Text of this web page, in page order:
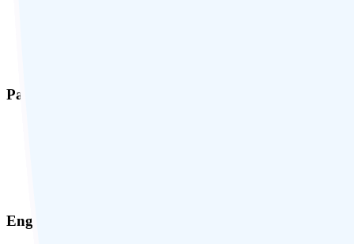
Paiement sécurisé
Engagement responsable